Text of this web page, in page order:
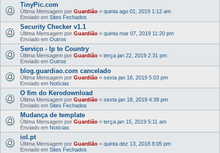
TinyPic.com
Última Mensagem por Guardião « quinta ago 01, 2019 1:12 am
Enviado em Sites Fechados
Security Checker v1.1
Última Mensagem por Guardião « quinta mar 07, 2019 11:20 pm
Enviado em Outros
Serviço - Ip to Country
Última Mensagem por Guardião « terça jan 22, 2019 2:31 pm
Enviado em Outros
blog.guardiao.com cancelado
Última Mensagem por Guardião « sexta jan 18, 2019 5:03 pm
Enviado em Notícias
O fim do Kerodownload
Última Mensagem por Guardião « sexta jan 18, 2019 4:39 pm
Enviado em Sites Fechados
Mudança de template
Última Mensagem por Guardião « terça jan 15, 2019 5:11 am
Enviado em Notícias
iol.pt
Última Mensagem por Guardião « quinta dez 13, 2018 8:05 pm
Enviado em Sites Fechados